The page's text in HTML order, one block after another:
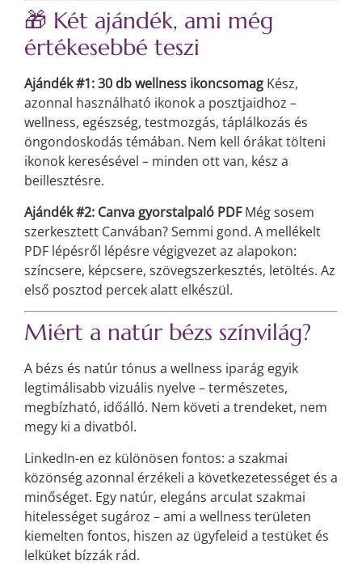
🎁 Két ajándék, ami még
értékesebbé teszi
Ajándék #1: 30 db wellness ikoncsomag Kész,
azonnal használható ikonok a posztjaidhoz –
wellness, egészség, testmozgás, táplálkozás és
öngondoskodás témában. Nem kell órákat tölteni
ikonok keresésével – minden ott van, kész a
beillesztésre.
Ajándék #2: Canva gyorstalpaló PDFMég sosem
szerkesztett Canvában? Semmi gond. A mellékelt
PDF lépésről lépésre végigvezet az alapokon:
színcsere, képcsere, szövegszerkesztés, letöltés. Az
első posztod percek alatt elkészül.
Miért a natúr bézs színvilág?
A bézs és natúr tónus a wellness iparág egyik
legtimálisabb vizuális nyelve – természetes,
megbízható, időálló. Nem követi a trendeket, nem
megy ki a divatból.
LinkedIn-en ez különösen fontos: a szakmai
közönség azonnal érzékeli a következetességet és a
minőséget. Egy natúr, elegáns arculat szakmai
hitelességet sugároz – ami a wellness területen
kiemelten fontos, hiszen az ügyfeleid a testüket és
lelküket bízzák rád.